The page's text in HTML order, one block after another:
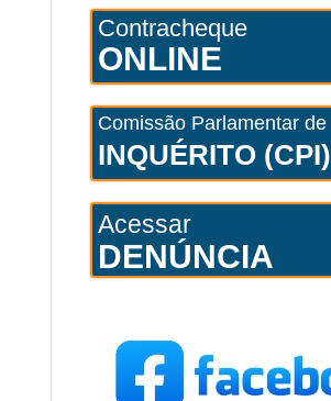
Contracheque
ONLINE
Comissão Parlamentar de
INQUÉRITO (CPI)
Acessar
DENÚNCIA